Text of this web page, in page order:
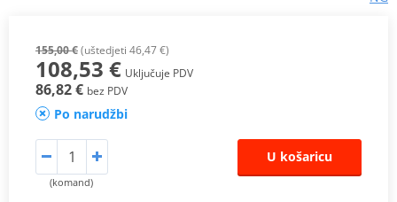
155,00 €(uštedjeti 46,47 €)
108,53 € Uključuje PDV
86,82 € bez PDV
Po narudžbi
(komand)
U košaricu